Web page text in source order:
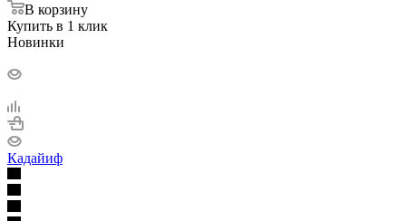
В корзину
Купить в 1 клик
Новинки
Кадайиф